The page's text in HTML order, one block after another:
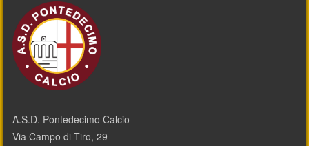
A.S.D. Pontedecimo Calcio
Via Campo di Tiro, 29